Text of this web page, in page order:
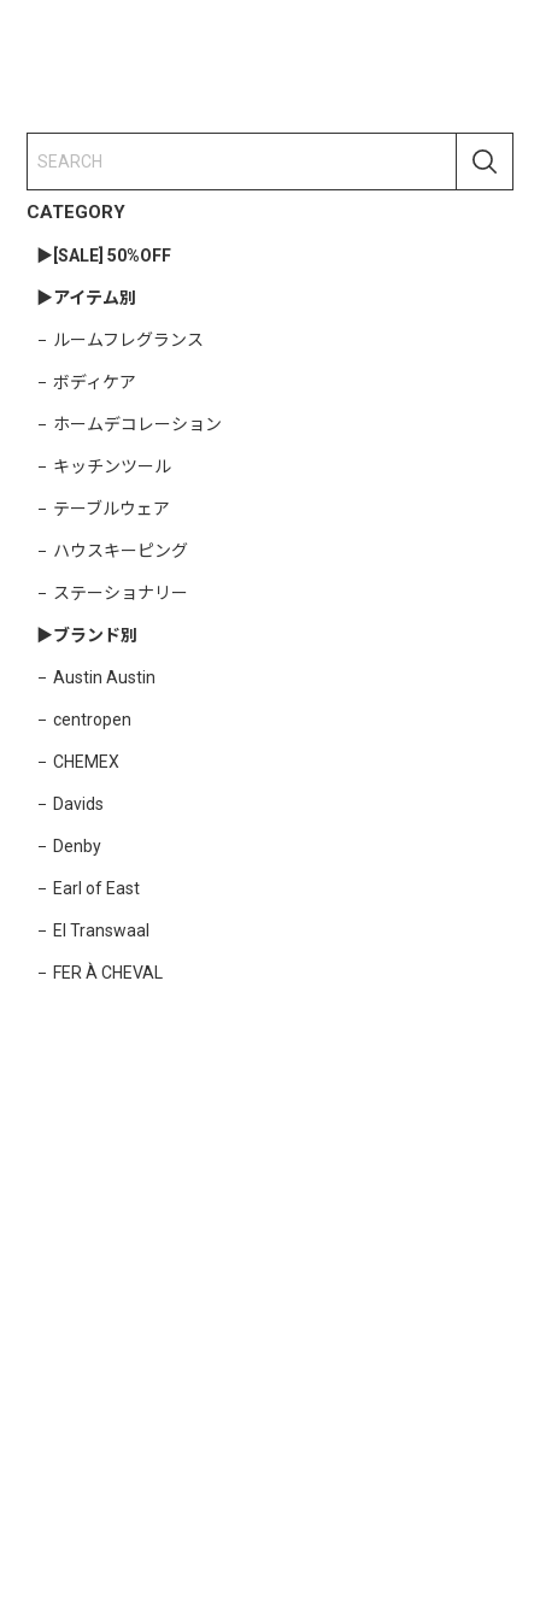
CATEGORY
▶︎[SALE] 50%OFF
▶︎アイテム別
ルームフレグランス
ボディケア
ホームデコレーション
キッチンツール
テーブルウェア
ハウスキーピング
ステーショナリー
▶︎ブランド別
Austin Austin
centropen
CHEMEX
Davids
Denby
Earl of East
El Transwaal
FER À CHEVAL